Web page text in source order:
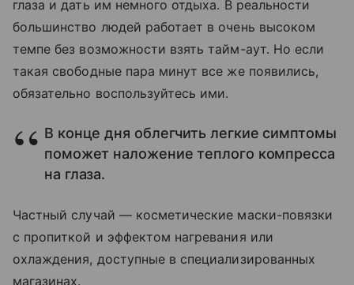
глаза и дать им немного отдыха. В реальности
большинство людей работает в очень высоком
темпе без возможности взять тайм-аут. Но если
такая свободные пара минут все же появились,
обязательно воспользуйтесь ими.
В конце дня облегчить легкие симптомы
поможет наложение теплого компресса
на глаза.
Частный случай — косметические маски-повязки
с пропиткой и эффектом нагревания или
охлаждения, доступные в специализированных
магазинах.